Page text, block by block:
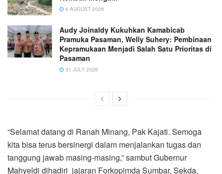
6 AUGUST 2026
Audy Joinaldy Kukuhkan Kamabicab
Pramuka Pasaman, Welly Suhery: Pembinaan
Kepramukaan Menjadi Salah Satu Prioritas di
Pasaman
31 JULY 2026
“Selamat datang di Ranah Minang, Pak Kajati. Semoga
kita bisa terus bersinergi dalam menjalankan tugas dan
tanggung jawab masing-masing,” sambut Gubernur
Mahyeldi dihadiri jajaran Forkopimda Sumbar, Sekda,